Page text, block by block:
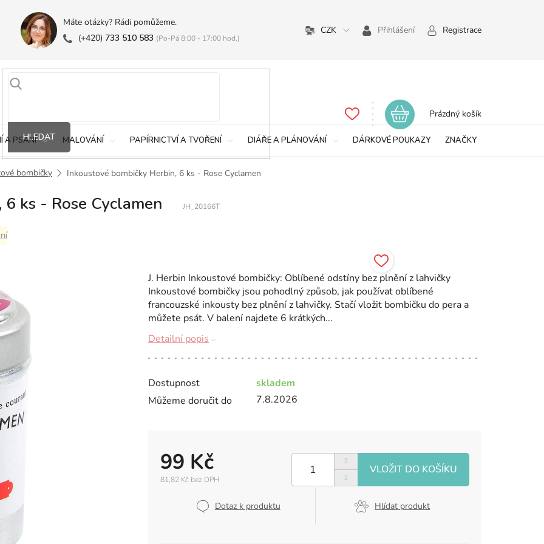
Máte otázky? Rádi pomůžeme.
(+420) 733 510 583 (Po-Pá 8:00 - 17:00 hod.)
CZK Přihlášení Registrace
HLEDAT
Nákupní
Prázdný košík
A PSANÍ MALOVÁNÍ PAPÍRNICTVÍ A TVOŘENÍ DIÁŘE A PLÁNOVÁNÍ DÁRKOVÉ POUKAZY ZNAČKY
bombičky Inkoustové bombičky Herbin, 6 ks - Rose Cyclamen
ks - Rose Cyclamen JH_20166T
Dostupnost
skladem
Můžeme doručit do
7.8.2026
99 Kč
81,82 Kč bez DPH
Dotaz k produktu Hlídat produkt
J. Herbin Inkoustové bombičky: Oblíbené odstíny bez plnění z lahvičky
Inkoustové bombičky jsou pohodlný způsob, jak používat oblíbené
francouzské inkousty bez plnění z lahvičky. Stačí vložit bombičku do pera a
můžete psát. V balení najdete 6 krátkých...
Detailní popis